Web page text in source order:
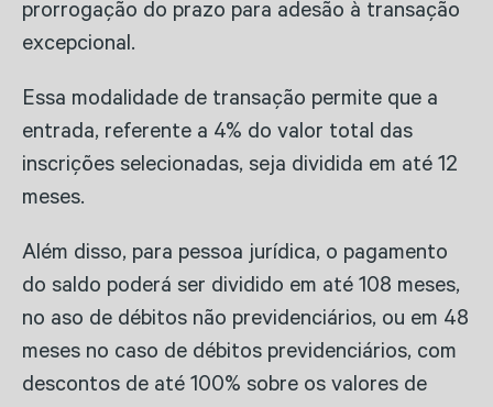
prorrogação do prazo para adesão à transação
excepcional.
Essa modalidade de transação permite que a
entrada, referente a 4% do valor total das
inscrições selecionadas, seja dividida em até 12
meses.
Além disso, para pessoa jurídica, o pagamento
do saldo poderá ser dividido em até 108 meses,
no aso de débitos não previdenciários, ou em 48
meses no caso de débitos previdenciários, com
descontos de até 100% sobre os valores de